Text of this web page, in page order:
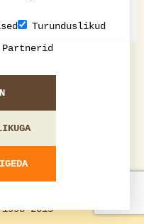
2015
Turunduslikud
Partnerid